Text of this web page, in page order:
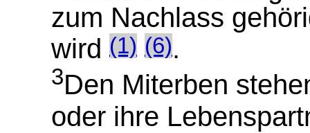
zum Nachlass
wird (1) (6).
3Den Miterben
oder ihre